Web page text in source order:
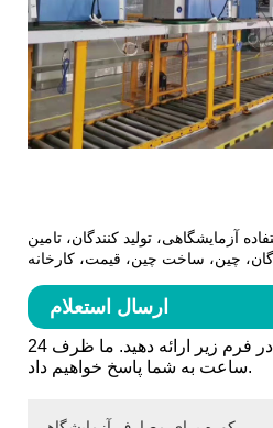
آزمایشگاهی، تولید کنندگان، تامین
چین، ساخت چین، قیمت، کارخانه
ارسال استعلام
لطفاً درخواست خود را در فرم زیر ارائه دهید. ما ظرف 24
ساعت به شما پاسخ خواهیم داد.